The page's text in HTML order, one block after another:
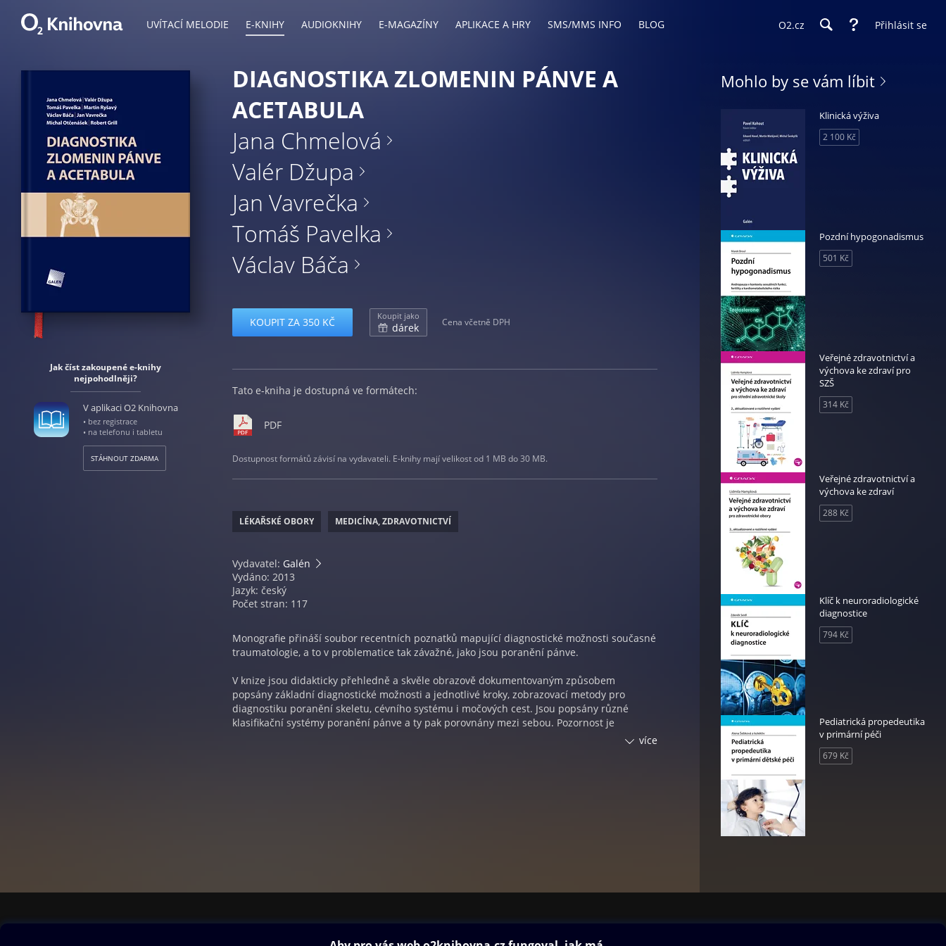
UVÍTACÍ MELODIE E-KNIHY AUDIOKNIHY E-MAGAZÍNY APLIKACE A HRY SMS/MMS INFO BLOG O2.cz Přihlásit se
Jak číst zakoupené e-knihy
nejpohodlněji?
V aplikaci O2 Knihovna
• bez registrace
• na telefonu i tabletu
STÁHNOUT ZDARMA
DIAGNOSTIKA ZLOMENIN PÁNVE A
ACETABULA
Jana Chmelová
Valér Džupa
Jan Vavrečka
Tomáš Pavelka
Václav Báča
KOUPIT ZA 350 KČ Koupit jako
dárek Cena včetně DPH
Tato e-kniha je dostupná ve formátech:
PDF
Dostupnost formátů závisí na vydavateli. E-knihy mají velikost od 1 MB do 30 MB.
LÉKAŘSKÉ OBORY MEDICÍNA, ZDRAVOTNICTVÍ
Vydavatel: Galén
Vydáno: 2013
Jazyk: český
Počet stran: 117
Monografie přináší soubor recentních poznatků mapující diagnostické možnosti současné
traumatologie, a to v problematice tak závažné, jako jsou poranění pánve.
V knize jsou didakticky přehledně a skvěle obrazově dokumentovaným způsobem
popsány základní diagnostické možnosti a jednotlivé kroky, zobrazovací metody pro
diagnostiku poranění skeletu, cévního systému i močových cest. Jsou popsány různé
klasifikační systémy poranění pánve a ty pak porovnány mezi sebou. Pozornost je
věnována i poraněním acetabula v rámci poranění pánve. Významným počinem autorů je
více
Mohlo by se vám líbit
Klinická výživa
2 100 Kč
Pozdní hypogonadismus
501 Kč
Veřejné zdravotnictví a
výchova ke zdraví pro
SZŠ
314 Kč
Veřejné zdravotnictví a
výchova ke zdraví
288 Kč
Klíč k neuroradiologické
diagnostice
794 Kč
Pediatrická propedeutika
v primární péči
679 Kč